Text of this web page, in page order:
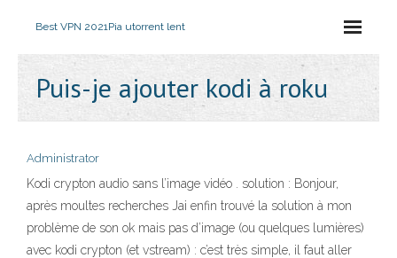
Best VPN 2021Pia utorrent lent
Puis-je ajouter kodi à roku
Administrator
Kodi crypton audio sans l’image vidéo . solution : Bonjour,
après moultes recherches Jai enfin trouvé la solution à mon
problème de son ok mais pas d’image (ou quelques lumières)
avec kodi crypton (et vstream) : c’est très simple, il faut aller